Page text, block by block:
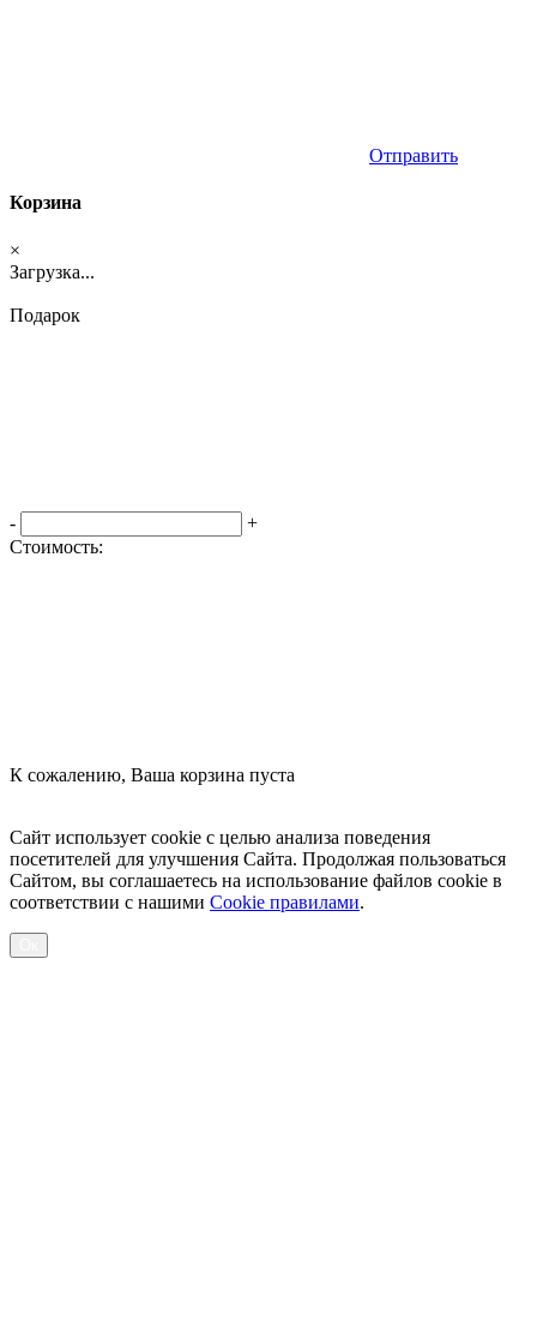
Отправить
Корзина
×
Загрузка...
Подарок
-
+
Стоимость:
К сожалению, Ваша корзина пуста
Сайт использует cookie с целью анализа поведения
посетителей для улучшения Сайта. Продолжая пользоваться
Сайтом, вы соглашаетесь на использование файлов cookie в
соответствии с нашими Cookiе правилами.